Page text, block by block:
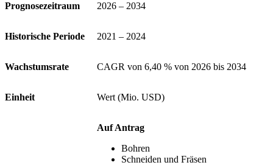
Prognosezeitraum 2026 – 2034
Historische Periode 2021 – 2024
Wachstumsrate CAGR von 6,40 % von 2026 bis 2034
Einheit Wert (Mio. USD)
Auf Antrag
Bohren
Schneiden und Fräsen